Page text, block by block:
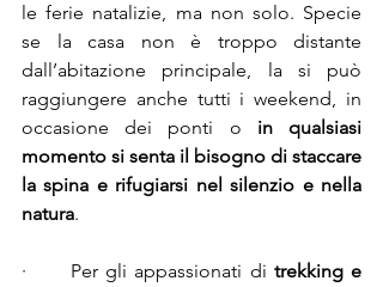
le ferie natalizie, ma non solo. Specie
se la casa non è troppo distante
dall’abitazione principale, la si può
raggiungere anche tutti i weekend, in
occasione dei ponti o in qualsiasi
momento si senta il bisogno di staccare
la spina e rifugiarsi nel silenzio e nella
natura.
·      Per gli appassionati di trekking e